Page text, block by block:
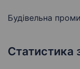
Будівельна
Статистика